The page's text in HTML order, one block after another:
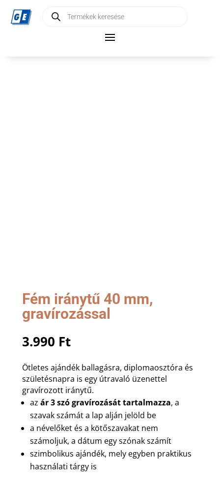
search
Fém iránytű 40 mm,
gravírozással
3.990 Ft
Ötletes ajándék ballagásra, diplomaosztóra és
születésnapra is egy útravaló üzenettel
gravírozott iránytű.
az ár 3 szó gravírozását tartalmazza, a
szavak számát a lap alján jelöld be
a névelőket és a kötőszavakat nem
számoljuk, a dátum egy szónak számít
szimbolikus ajándék, mely egyben praktikus
használati tárgy is